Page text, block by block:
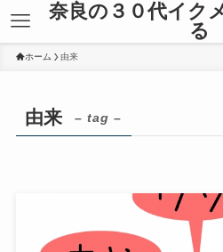
奈良の３０代イク
る
ホーム 由来
由来 – tag –